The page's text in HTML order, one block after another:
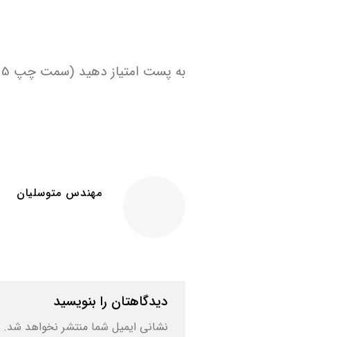
به پست امتیاز دهید (سمت چپ 5 ستاره)
مهندس متوسلیان
دیدگاهتان را بنویسید
نشانی ایمیل شما منتشر نخواهد شد.